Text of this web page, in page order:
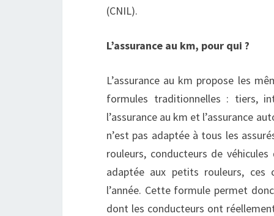
(CNIL).
L’assurance au km, pour qui ?
L’assurance au km propose les
formules traditionnelles : tiers,
l’assurance au km et l’assurance
n’est pas adaptée à tous les
rouleurs, conducteurs de
adaptée aux petits rouleurs, ces
l’année. Cette formule permet
dont les conducteurs ont